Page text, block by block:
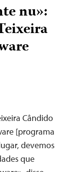
nu»:
Cândido
[programa
devemos
que